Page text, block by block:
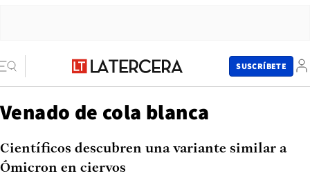
SUSCRÍBETE
Venado de cola blanca
Científicos descubren una variante similar a
Ómicron en ciervos